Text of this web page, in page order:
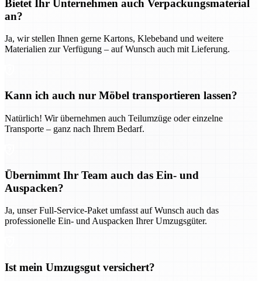
Bietet Ihr Unternehmen auch Verpackungsmaterial
an?
Ja, wir stellen Ihnen gerne Kartons, Klebeband und weitere
Materialien zur Verfügung – auf Wunsch auch mit Lieferung.
Kann ich auch nur Möbel transportieren lassen?
Natürlich! Wir übernehmen auch Teilumzüge oder einzelne
Transporte – ganz nach Ihrem Bedarf.
Übernimmt Ihr Team auch das Ein- und
Auspacken?
Ja, unser Full-Service-Paket umfasst auf Wunsch auch das
professionelle Ein- und Auspacken Ihrer Umzugsgüter.
Ist mein Umzugsgut versichert?